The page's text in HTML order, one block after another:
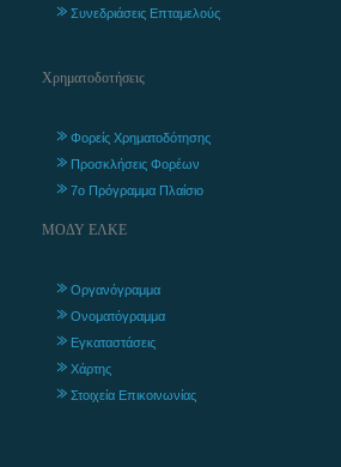
Συνεδριάσεις Επταμελούς
Χρηματοδοτήσεις
Φορείς Χρηματοδότησης
Προσκλήσεις Φορέων
7ο Πρόγραμμα Πλαίσιο
ΜΟΔΥ ΕΛΚΕ
Οργανόγραμμα
Ονοματόγραμμα
Εγκαταστάσεις
Χάρτης
Στοιχεία Επικοινωνίας